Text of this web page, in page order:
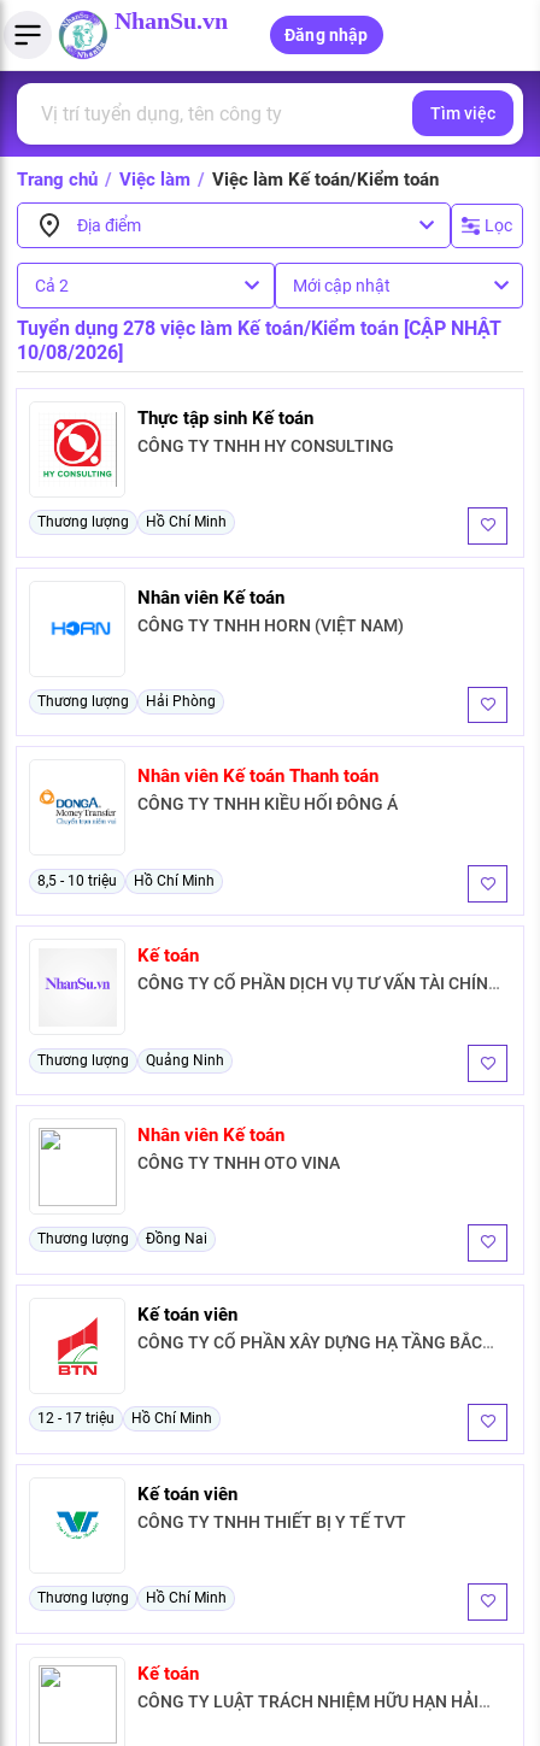
NhanSu.vn
Đăng nhập
Tìm việc làm
Việc làm ngành luật
Việc làm lương cao
Việc làm tốt nhất
CÔNG TY
Danh sách nhà tuyển dụng
Nhà tuyển dụng hàng đầu
Quản lý CV
Tải CV lên
Tạo CV trực tuyến
MẪU CV THEO STYLE
Mẫu CV đơn giản
Mẫu CV hiện đại
Tính lương Gross - Net
Tính thuế thu nhập cá nhân
Tính trợ cấp thất nghiệp
PHÁP LUẬT VIỆT NAM
Văn bản pháp luật
Chính sách mới
PHÁP LUẬT LAO ĐỘNG
Bảo hiểm và phúc lợi
Thuế thu nhập
Hồ sơ biểu mẫu
Chính sách lao động
KHÁM PHÁ NGHỀ NGHIỆP
Tử vi nghề nghiệp
HƯỚNG NGHIỆP VIỆC LÀM
Đặc trưng từng nghề
Xu hướng việc làm
XÂY DỰNG VÀ PHÁT TRIỂN ĐỘI NGŨ
TUYỂN DỤNG VIỆC LÀM
Tìm việc
Trang chủ / Việc làm / Việc làm Kế toán/Kiểm toán
Địa điểm Lọc
Cả 2 Mới cập nhật
Tuyển dụng 278 việc làm Kế toán/Kiểm toán [CẬP NHẬT
10/08/2026]
Thực tập sinh Kế toán
CÔNG TY TNHH HY CONSULTING
Thương lượng Hồ Chí Minh
Nhân viên Kế toán
CÔNG TY TNHH HORN (VIỆT NAM)
Thương lượng Hải Phòng
Nhân viên Kế toán Thanh toán
CÔNG TY TNHH KIỀU HỐI ĐÔNG Á
8,5 - 10 triệu Hồ Chí Minh
Kế toán
CÔNG TY CỔ PHẦN DỊCH VỤ TƯ VẤN TÀI CHÍNH
Thương lượng Quảng Ninh
Nhân viên Kế toán
CÔNG TY TNHH OTO VINA
Thương lượng Đồng Nai
Kế toán viên
CÔNG TY CỔ PHẦN XÂY DỰNG HẠ TẦNG BẮC
12 - 17 triệu Hồ Chí Minh
Kế toán viên
CÔNG TY TNHH THIẾT BỊ Y TẾ TVT
Thương lượng Hồ Chí Minh
Kế toán
CÔNG TY LUẬT TRÁCH NHIỆM HỮU HẠN HẢI